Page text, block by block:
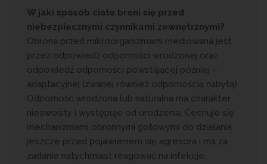
W jaki sposób ciało broni się przed
niebezpiecznymi czynnikami zewnętrznymi?
Obrona przed mikroorganizmami mediowana jest
przez odpowiedź odporności wrodzonej oraz
odpowiedź odporności powstającej później –
adaptacyjnej (zwanej również odpornością nabytą).
Odporność wrodzona lub naturalna ma charakter
nieswoisty i występuje od urodzenia. Cechuje się
mechanizmami obronnymi gotowymi do działania
jeszcze przed pojawieniem się agresora i ma za
zadanie natychmiast reagować na infekcje.